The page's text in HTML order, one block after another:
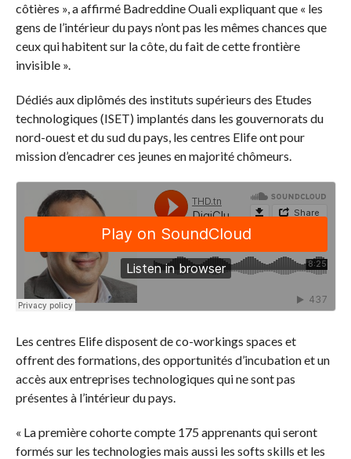
côtières », a affirmé Badreddine Ouali expliquant que « les
gens de l’intérieur du pays n’ont pas les mêmes chances que
ceux qui habitent sur la côte, du fait de cette frontière
invisible ».
Dédiés aux diplômés des instituts supérieurs des Etudes
technologiques (ISET) implantés dans les gouvernorats du
nord-ouest et du sud du pays, les centres Elife ont pour
mission d’encadrer ces jeunes en majorité chômeurs.
Les centres Elife disposent de co-workings spaces et
offrent des formations, des opportunités d’incubation et un
accès aux entreprises technologiques qui ne sont pas
présentes à l’intérieur du pays.
« La première cohorte compte 175 apprenants qui seront
formés sur les technologies mais aussi les softs skills et les